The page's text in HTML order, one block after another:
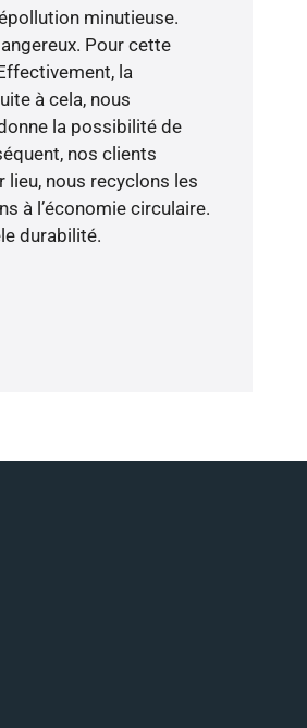
minutieuse.
Pour cette
la
à cela, nous
la possibilité de
nos clients
nous recyclons les
à l’économie circulaire.
durabilité.